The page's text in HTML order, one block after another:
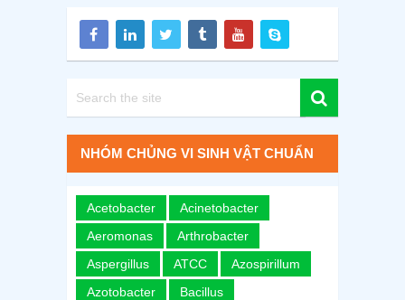
NHÓM CHỦNG VI SINH VẬT CHUẨN
Acetobacter
Acinetobacter
Aeromonas
Arthrobacter
Aspergillus
ATCC
Azospirillum
Azotobacter
Bacillus